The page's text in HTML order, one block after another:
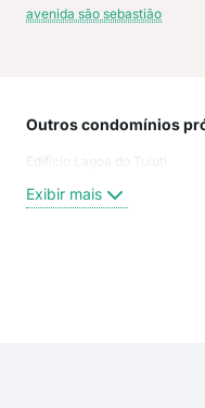
avenida são sebastião
Outros condomínios
Edifício Lagoa do Tuiuti
Exibir mais